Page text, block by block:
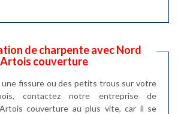
de charpente avec Nord
Artois couverture
une fissure ou des petits trous sur votre
contactez notre entreprise de
couverture au plus vite, car il se